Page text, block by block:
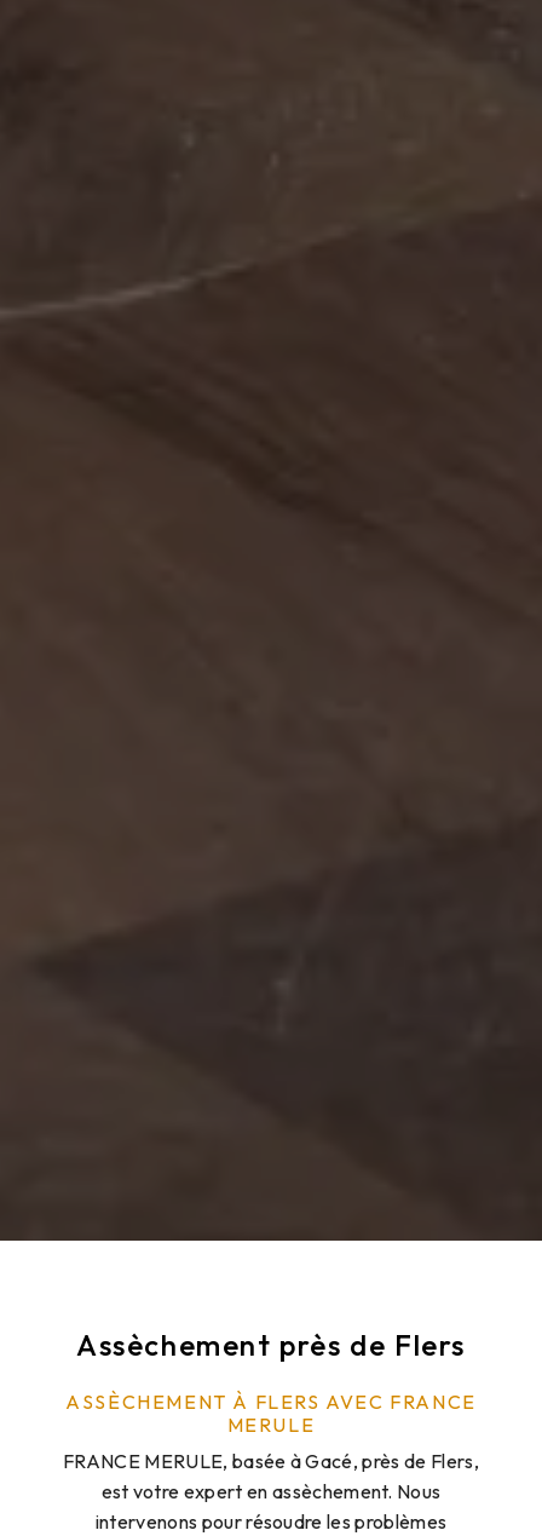
Assèchement près de Flers
ASSÈCHEMENT À FLERS AVEC FRANCE
MERULE
FRANCE MERULE, basée à Gacé, près de Flers,
est votre expert en assèchement. Nous
intervenons pour résoudre les problèmes